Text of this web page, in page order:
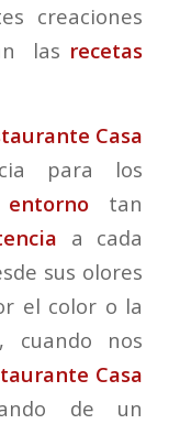
creaciones
las recetas
Casa
para los
entornotan
a cada
sus olores
el color o la
cuando nos
Casa
de un